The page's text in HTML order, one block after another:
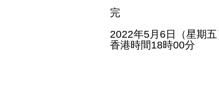
完
2022年5月6日（星期
香港時間18時00分